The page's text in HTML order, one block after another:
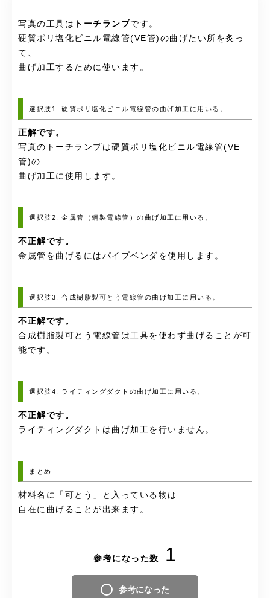
写真の工具は トーチランプです。
硬質ポリ塩化ビニル電線管(VE管)の曲げたい所を炙っ
て、
曲げ加工するために使います。
選択肢1. 硬質ポリ塩化ビニル電線管の曲げ加工に用いる。
正解です。
写真のトーチランプは硬質ポリ塩化ビニル電線管(VE
管)の
曲げ加工に使用します。
選択肢2. 金属管（鋼製電線管）の曲げ加工に用いる。
不正解です。
金属管を曲げるにはパイプベンダを使用します。
選択肢3. 合成樹脂製可とう電線管の曲げ加工に用いる。
不正解です。
合成樹脂製可とう電線管は工具を使わず曲げることが可
能です。
選択肢4. ライティングダクトの曲げ加工に用いる。
不正解です。
ライティングダクトは曲げ加工を行いません。
まとめ
材料名に「可とう」と入っている物は
自在に曲げることが出来ます。
参考になった数 1
参考になった